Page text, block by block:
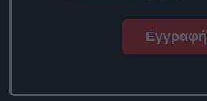
Εγγραφή